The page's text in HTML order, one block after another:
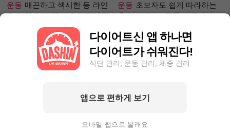
운동 매끈하고 섹시한 등 라인
을 위한 초보 헬스 운동 BEST!
운동 초보자도 쉽게 따라하는
홈 필라테스 - 폼롤러 종아리 알
챌린지 1등 거머쥔, 그녀의 성
완벽한 눈바디를 가지기까지?
다이어트신 앱 하나면
다이어트가 쉬워진다!
식단 관리, 운동 관리, 체중 관리
앱으로 편하게 보기
모바일 웹으로 볼래요